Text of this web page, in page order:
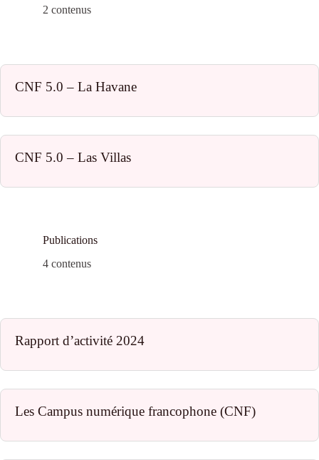
2 contenus
CNF 5.0 – La Havane
CNF 5.0 – Las Villas
Publications
4 contenus
Rapport d’activité 2024
Les Campus numérique francophone (CNF)